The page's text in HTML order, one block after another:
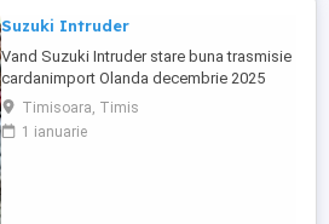
Suzuki Intruder
Vand Suzuki Intruder stare buna trasmisie
cardanimport Olanda decembrie 2025
inmatriculat RO IN FEBRUARIE Nu raspund
la mesaje.Schimb cu ATV plus sau minus
diferenta
Timisoara, Timis
1 ianuarie